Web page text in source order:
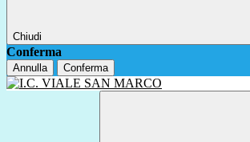
Chiudi
Conferma
Annulla Conferma